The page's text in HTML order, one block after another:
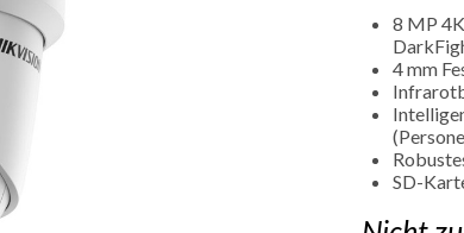
8 MP
4 mm
SD-